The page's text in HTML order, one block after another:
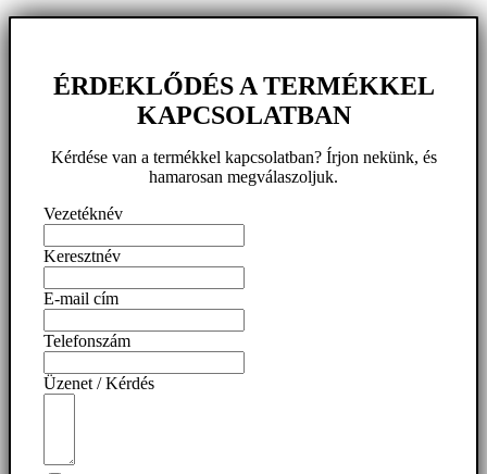
ÉRDEKLŐDÉS A TERMÉKKEL
KAPCSOLATBAN
Kérdése van a termékkel kapcsolatban? Írjon nekünk, és
hamarosan megválaszoljuk.
Vezetéknév
Keresztnév
E-mail cím
Telefonszám
Üzenet / Kérdés